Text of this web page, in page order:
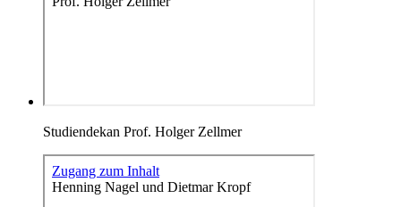
Studiendekan Prof. Holger Zellmer